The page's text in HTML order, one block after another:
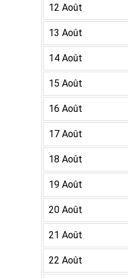
12 Août
13 Août
14 Août
15 Août
16 Août
17 Août
18 Août
19 Août
20 Août
21 Août
22 Août